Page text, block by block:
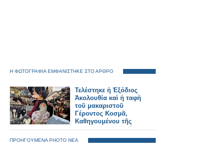
Η ΦΩΤΟΓΡΑΦΙΑ ΕΜΦΑΝΙΣΤΗΚΕ ΣΤΟ ΑΡΘΡΟ
Τελέστηκε ἡ Ἐξόδιος
Ἀκολουθία καὶ ἡ ταφὴ
τοῦ μακαριστοῦ
Γέροντος Κοσμᾶ,
Καθηγουμένου τῆς
Ἱερᾶς Μονῆς Στομίου
Κονίτσης
ΠΡΟΗΓΟΥΜΕΝΑ PHOTO ΝΕΑ